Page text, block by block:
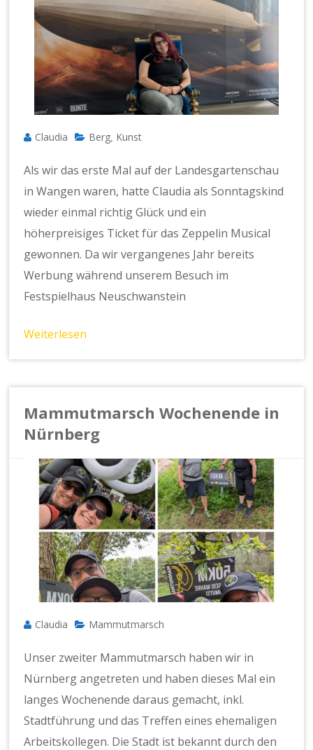
Claudia Berg Kunst
Als wir das erste Mal auf der Landesgartenschau
in Wangen waren, hatte Claudia als Sonntagskind
wieder einmal richtig Glück und ein
höherpreisiges Ticket für das Zeppelin Musical
gewonnen. Da wir vergangenes Jahr bereits
Werbung während unserem Besuch im
Festspielhaus Neuschwanstein
Weiterlesen
Mammutmarsch Wochenende in
Nürnberg
Claudia Mammutmarsch
Unser zweiter Mammutmarsch haben wir in
Nürnberg angetreten und haben dieses Mal ein
langes Wochenende daraus gemacht, inkl.
Stadtführung und das Treffen eines ehemaligen
Arbeitskollegen. Die Stadt ist bekannt durch den